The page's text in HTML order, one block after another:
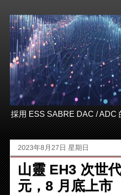
採用 ESS SABRE DAC / ADC
2023年8月27日 星期日
山靈 EH3 次世
元，8 月底上市